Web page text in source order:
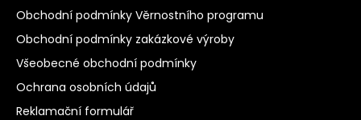
Obchodní podmínky Věrnostního programu
Obchodní podmínky zakázkové výroby
Všeobecné obchodní podmínky
Ochrana osobních údajů
Reklamační formulář